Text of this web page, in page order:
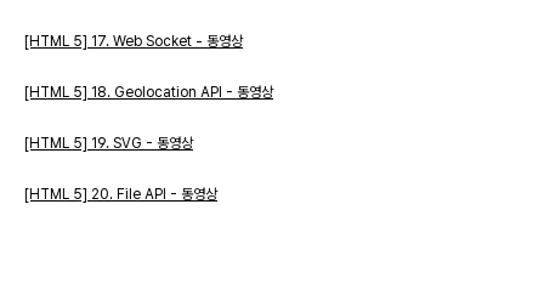
[HTML 5] 17. Web Socket - 동영상
[HTML 5] 18. Geolocation API - 동영상
[HTML 5] 19. SVG - 동영상
[HTML 5] 20. File API - 동영상